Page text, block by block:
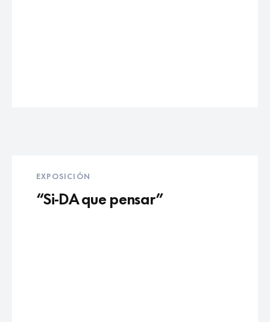
EXPOSICIÓN
“Si-DA que pensar”